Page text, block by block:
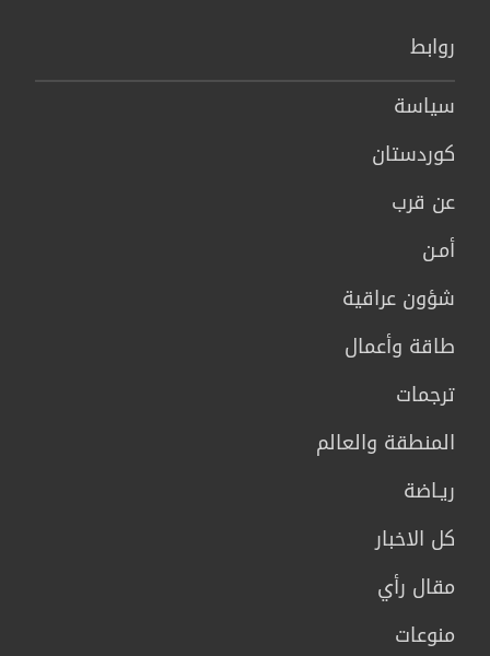
روابط
سیاسة
كوردستان
عن قرب
أمـن
شؤون عراقية
طاقة وأعمال
ترجمات
المنطقة والعالم
ريـاضة
كل الاخبار
مقال رأي
منوعات